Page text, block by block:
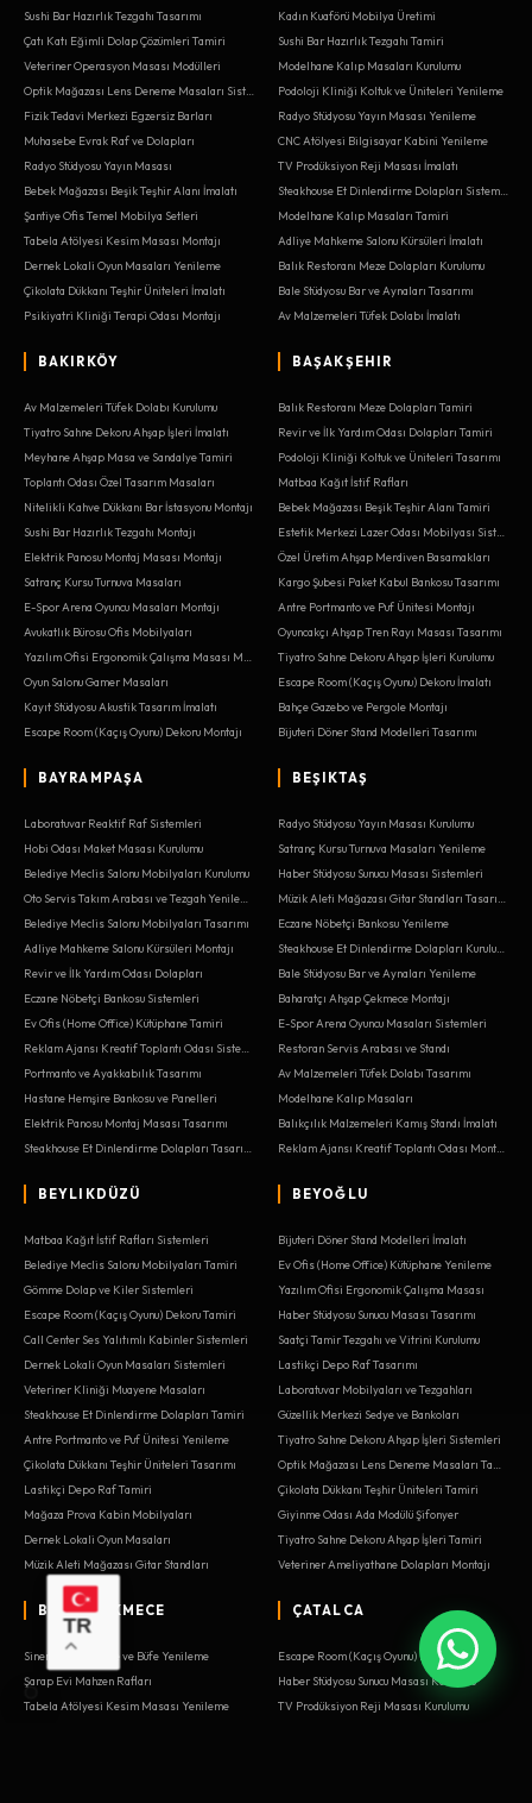
Sushi Bar Hazırlık Tezgahı Tasarımı
Çatı Katı Eğimli Dolap Çözümleri Tamiri
Veteriner Operasyon Masası Modülleri
Fizik Tedavi Merkezi Egzersiz Barları
Muhasebe Evrak Raf ve Dolapları
Radyo Stüdyosu Yayın Masası
Bebek Mağazası Beşik Teşhir Alanı İmalatı
Şantiye Ofis Temel Mobilya Setleri
Tabela Atölyesi Kesim Masası Montajı
Dernek Lokali Oyun Masaları Yenileme
Çikolata Dükkanı Teşhir Üniteleri İmalatı
Psikiyatri Kliniği Terapi Odası Montajı
Kadın Kuaförü Mobilya Üretimi
Sushi Bar Hazırlık Tezgahı Tamiri
Modelhane Kalıp Masaları Kurulumu
Podoloji Kliniği Koltuk ve Üniteleri Yenileme
Radyo Stüdyosu Yayın Masası Yenileme
CNC Atölyesi Bilgisayar Kabini Yenileme
TV Prodüksiyon Reji Masası İmalatı
Modelhane Kalıp Masaları Tamiri
Adliye Mahkeme Salonu Kürsüleri İmalatı
Balık Restoranı Meze Dolapları Kurulumu
Bale Stüdyosu Bar ve Aynaları Tasarımı
Av Malzemeleri Tüfek Dolabı İmalatı
BAKIRKÖY
Av Malzemeleri Tüfek Dolabı Kurulumu
Tiyatro Sahne Dekoru Ahşap İşleri İmalatı
Meyhane Ahşap Masa ve Sandalye Tamiri
Toplantı Odası Özel Tasarım Masaları
Nitelikli Kahve Dükkanı Bar İstasyonu Montajı
Sushi Bar Hazırlık Tezgahı Montajı
Elektrik Panosu Montaj Masası Montajı
Satranç Kursu Turnuva Masaları
E-Spor Arena Oyuncu Masaları Montajı
Avukatlık Bürosu Ofis Mobilyaları
Oyun Salonu Gamer Masaları
Kayıt Stüdyosu Akustik Tasarım İmalatı
Escape Room (Kaçış Oyunu) Dekoru Montajı
BAŞAKŞEHIR
Balık Restoranı Meze Dolapları Tamiri
Revir ve İlk Yardım Odası Dolapları Tamiri
Podoloji Kliniği Koltuk ve Üniteleri Tasarımı
Matbaa Kağıt İstif Rafları
Bebek Mağazası Beşik Teşhir Alanı Tamiri
Özel Üretim Ahşap Merdiven Basamakları
Kargo Şubesi Paket Kabul Bankosu Tasarımı
Antre Portmanto ve Puf Ünitesi Montajı
Oyuncakçı Ahşap Tren Rayı Masası Tasarımı
Tiyatro Sahne Dekoru Ahşap İşleri Kurulumu
Escape Room (Kaçış Oyunu) Dekoru İmalatı
Bahçe Gazebo ve Pergole Montajı
Bijuteri Döner Stand Modelleri Tasarımı
BAYRAMPAŞA
Laboratuvar Reaktif Raf Sistemleri
Hobi Odası Maket Masası Kurulumu
Belediye Meclis Salonu Mobilyaları Kurulumu
Belediye Meclis Salonu Mobilyaları Tasarımı
Adliye Mahkeme Salonu Kürsüleri Montajı
Revir ve İlk Yardım Odası Dolapları
Eczane Nöbetçi Bankosu Sistemleri
Ev Ofis (Home Office) Kütüphane Tamiri
Portmanto ve Ayakkabılık Tasarımı
Hastane Hemşire Bankosu ve Panelleri
Elektrik Panosu Montaj Masası Tasarımı
BEŞIKTAŞ
Radyo Stüdyosu Yayın Masası Kurulumu
Satranç Kursu Turnuva Masaları Yenileme
Haber Stüdyosu Sunucu Masası Sistemleri
Eczane Nöbetçi Bankosu Yenileme
Bale Stüdyosu Bar ve Aynaları Yenileme
Baharatçı Ahşap Çekmece Montajı
E-Spor Arena Oyuncu Masaları Sistemleri
Restoran Servis Arabası ve Standı
Av Malzemeleri Tüfek Dolabı Tasarımı
Modelhane Kalıp Masaları
Balıkçılık Malzemeleri Kamış Standı İmalatı
BEYLIKDÜZÜ
Matbaa Kağıt İstif Rafları Sistemleri
Belediye Meclis Salonu Mobilyaları Tamiri
Gömme Dolap ve Kiler Sistemleri
Escape Room (Kaçış Oyunu) Dekoru Tamiri
Call Center Ses Yalıtımlı Kabinler Sistemleri
Dernek Lokali Oyun Masaları Sistemleri
Veteriner Kliniği Muayene Masaları
Steakhouse Et Dinlendirme Dolapları Tamiri
Antre Portmanto ve Puf Ünitesi Yenileme
Çikolata Dükkanı Teşhir Üniteleri Tasarımı
Lastikçi Depo Raf Tamiri
Mağaza Prova Kabin Mobilyaları
Dernek Lokali Oyun Masaları
Müzik Aleti Mağazası Gitar Standları
BEYOĞLU
Bijuteri Döner Stand Modelleri İmalatı
Ev Ofis (Home Office) Kütüphane Yenileme
Yazılım Ofisi Ergonomik Çalışma Masası
Haber Stüdyosu Sunucu Masası Tasarımı
Saatçi Tamir Tezgahı ve Vitrini Kurulumu
Lastikçi Depo Raf Tasarımı
Laboratuvar Mobilyaları ve Tezgahları
Güzellik Merkezi Sedye ve Bankoları
Tiyatro Sahne Dekoru Ahşap İşleri Sistemleri
Çikolata Dükkanı Teşhir Üniteleri Tamiri
Giyinme Odası Ada Modülü Şifonyer
Tiyatro Sahne Dekoru Ahşap İşleri Tamiri
Veteriner Ameliyathane Dolapları Montajı
BÜYÜKÇEKMECE
Sinema Salonu Gişe ve Büfe Yenileme
Şarap Evi Mahzen Rafları
Tabela Atölyesi Kesim Masası Yenileme
ÇATALCA
Escape Room (Kaçış Oyunu) Dekoru
Haber Stüdyosu Sunucu Masası Kurulumu
TV Prodüksiyon Reji Masası Kurulumu
TR